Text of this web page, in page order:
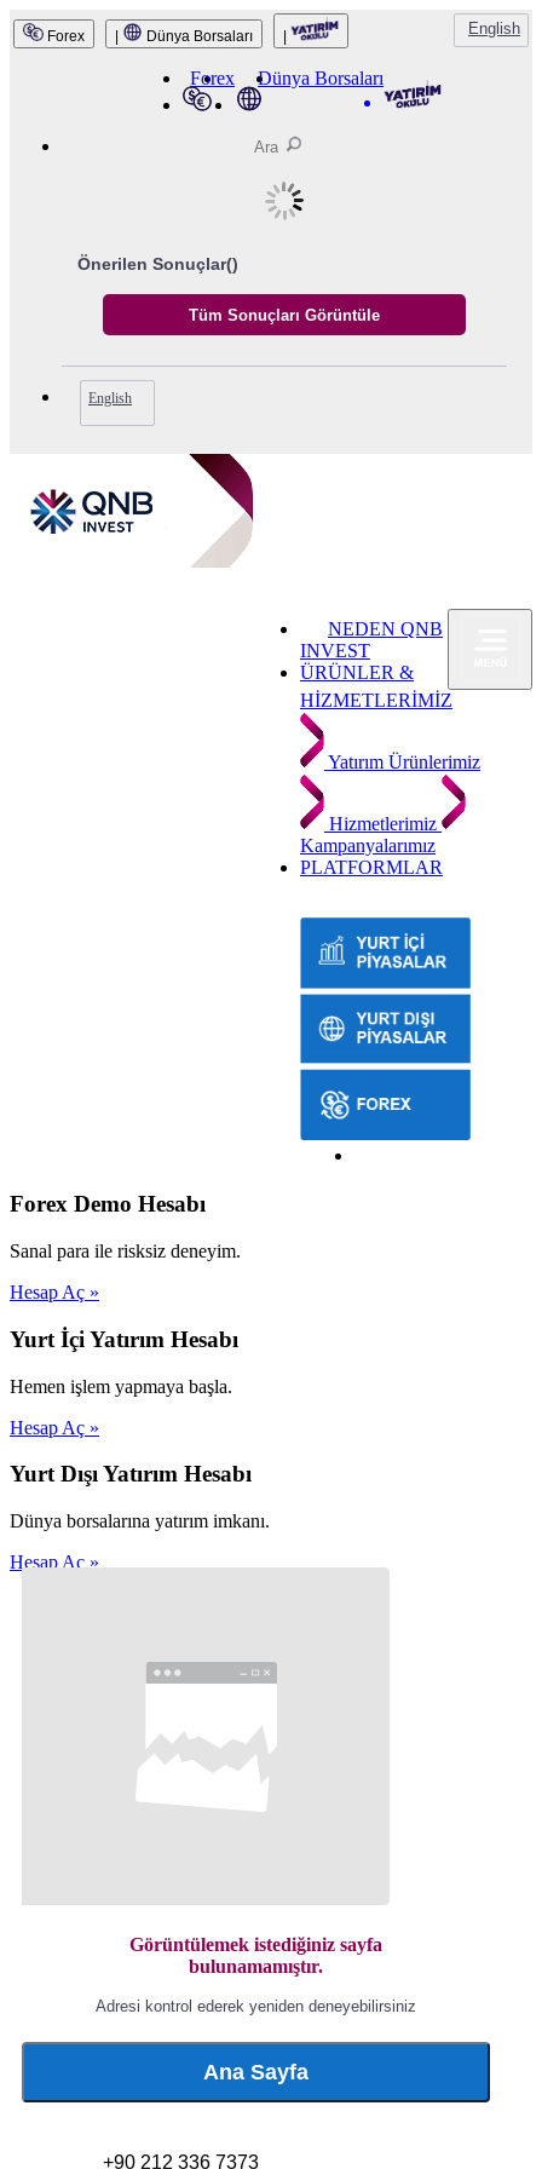
QNB Invest
Forex Dünya Borsaları English
Forex Dünya Borsaları
Önerilen Sonuçlar()
English
NEDEN QNB
INVEST
ÜRÜNLER &
HİZMETLERİMİZ
Yatırım Ürünlerimiz
Hizmetlerimiz
Kampanyalarımız
PLATFORMLAR
Forex Demo Hesabı
Sanal para ile risksiz deneyim.
Hesap Aç »
Yurt İçi Yatırım Hesabı
Hemen işlem yapmaya başla.
Hesap Aç »
Yurt Dışı Yatırım Hesabı
Dünya borsalarına yatırım imkanı.
Hesap Aç »
Görüntülemek istediğiniz sayfa
bulunamamıştır.
Adresi kontrol ederek yeniden deneyebilirsiniz
Ana Sayfa
+90 212 336 7373